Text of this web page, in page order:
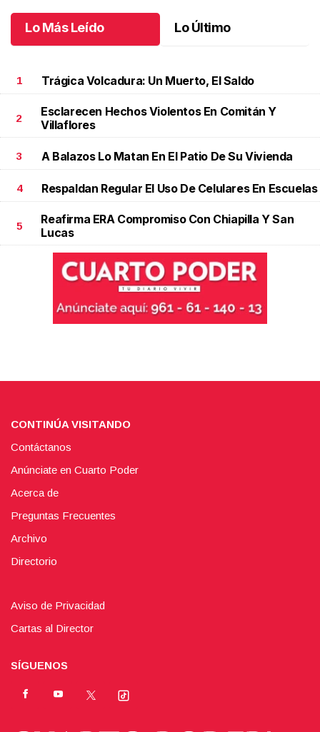
Lo Más Leído Lo Último
1 Trágica Volcadura: Un Muerto, El Saldo
2
Esclarecen Hechos Violentos En Comitán Y
Villaflores
3 A Balazos Lo Matan En El Patio De Su Vivienda
4 Respaldan Regular El Uso De Celulares En Escuelas
5
Reafirma ERA Compromiso Con Chiapilla Y San
Lucas
CONTINÚA VISITANDO
Contáctanos
Anúnciate en Cuarto Poder
Acerca de
Preguntas Frecuentes
Archivo
Directorio
Aviso de Privacidad
Cartas al Director
SÍGUENOS